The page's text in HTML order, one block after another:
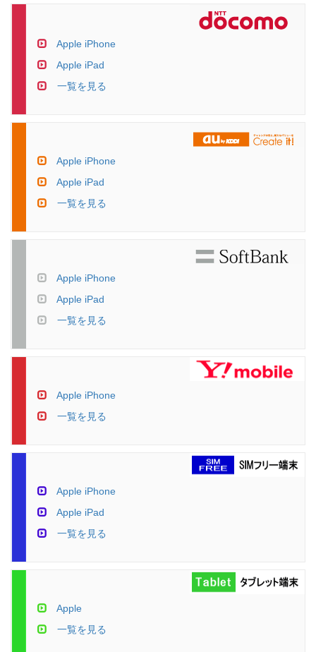
Apple iPhone
Apple iPad
一覧を見る
Apple iPhone
Apple iPad
一覧を見る
Apple iPhone
Apple iPad
一覧を見る
Apple iPhone
一覧を見る
Apple iPhone
Apple iPad
一覧を見る
Apple
一覧を見る